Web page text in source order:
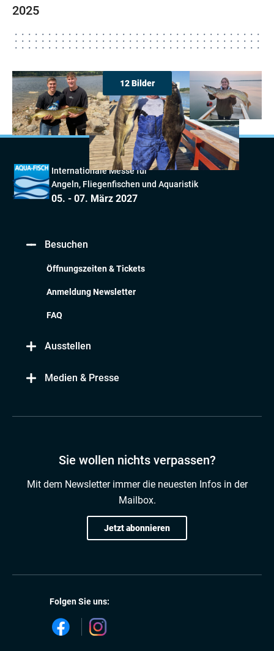
2025
12 Bilder
Internationale Messe für
Angeln, Fliegenfischen und Aquaristik
05. - 07. März 2027
Besuchen
Öffnungszeiten & Tickets
Anmeldung Newsletter
FAQ
Ausstellen
Medien & Presse
Sie wollen nichts verpassen?
Mit dem Newsletter immer die neuesten Infos in der
Mailbox.
Jetzt abonnieren
Folgen Sie uns: